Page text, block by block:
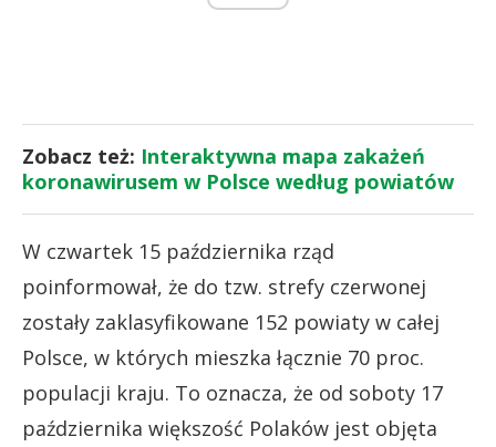
Zobacz też: Interaktywna mapa zakażeń
koronawirusem w Polsce według powiatów
W czwartek 15 października rząd
poinformował, że do tzw. strefy czerwonej
zostały zaklasyfikowane 152 powiaty w całej
Polsce, w których mieszka łącznie 70 proc.
populacji kraju. To oznacza, że od soboty 17
października większość Polaków jest objęta